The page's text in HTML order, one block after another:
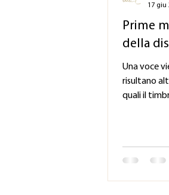
Prime
della
Una voce
risultano
quali il
17 giu